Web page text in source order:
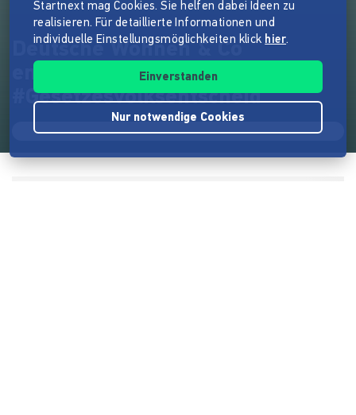
Deutsche Wohnen & Co
#Gesetzesvolksentscheid
Startnext mag Cookies. Sie helfen dabei Ideen zu
realisieren. Für detaillierte Informationen und
individuelle Einstellungsmöglichkeiten klick hier.
Einverstanden
Nur notwendige Cookies